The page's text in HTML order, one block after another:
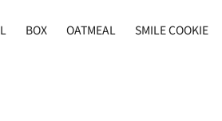
BOX OATMEAL SMILE COOKIE